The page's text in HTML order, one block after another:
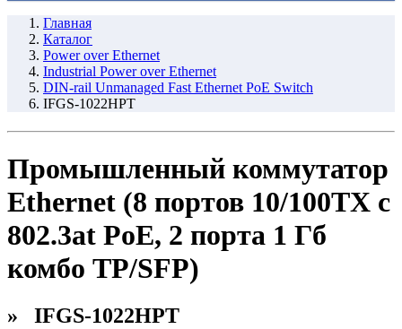
Главная
Каталог
Power over Ethernet
Industrial Power over Ethernet
DIN-rail Unmanaged Fast Ethernet PoE Switch
IFGS-1022HPT
Промышленный коммутатор
Ethernet (8 портов 10/100TX с
802.3at PoE, 2 порта 1 Гб
комбо TP/SFP)
» IFGS-1022HPT